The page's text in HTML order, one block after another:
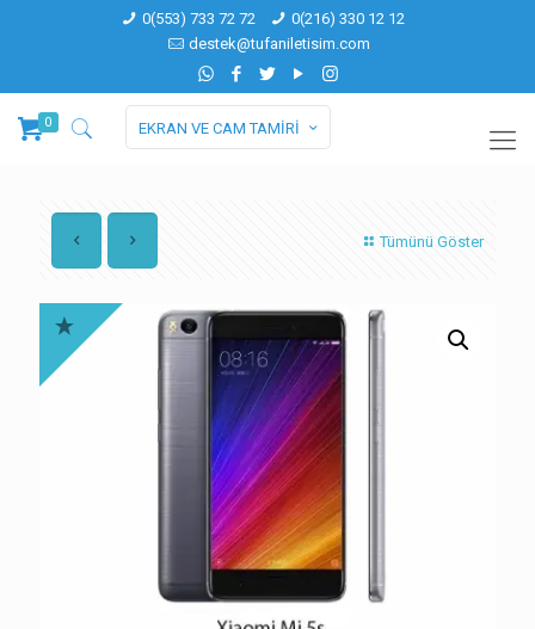
0(553) 733 72 72
0(216) 330 12 12
destek@tufaniletisim.com
0 EKRAN VE CAM TAMİRİ
Tümünü Göster